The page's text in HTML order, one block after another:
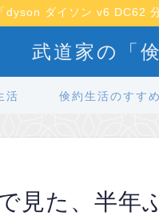
dyson ダイソン v6 DC62
武道家の「
活 倹約生活のすすめ
見た、半年